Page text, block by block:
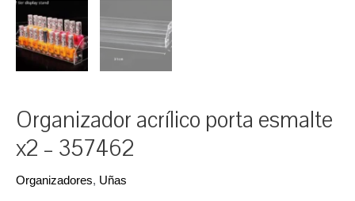
Organizador acrílico porta esmalte
x2 – 357462
Organizadores, Uñas